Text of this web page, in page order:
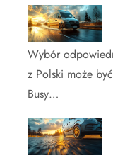
Wybór
z Polski może
Busy…